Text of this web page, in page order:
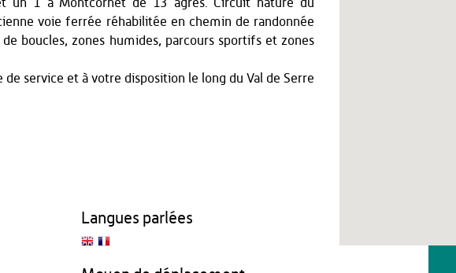
un 1 à Montcornet de 13 agrès. Circuit nature du
voie ferrée réhabilitée en chemin de randonnée
boucles, zones humides, parcours sportifs et zones
service et à votre disposition le long du Val de Serre
Langues parlées